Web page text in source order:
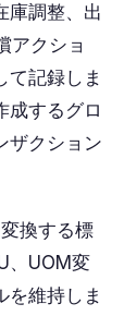
庫調整、出
アクショ
て記録しま
成するグロ
ザクション
換する標
、UOM変
を維持しま